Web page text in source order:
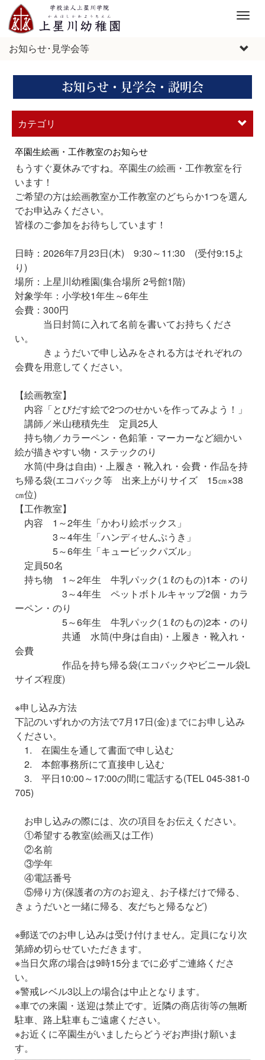
M
n
お知らせ･見学会等
お知らせ・見学会・説明会
カテゴリ
卒園生絵画・工作教室のお知らせ
もうすぐ夏休みですね。卒園生の絵画・工作教室を行
います！
ご希望の方は絵画教室か工作教室のどちらか1つを選ん
でお申込みください。
皆様のご参加をお待ちしています！
日時：2026年7月23日(木) 9:30～11:30 (受付9:15よ
り)
場所：上星川幼稚園(集合場所 2号館1階)
対象学年：小学校1年生～6年生
会費：300円
当日封筒に入れて名前を書いてお持ちくださ
い。
きょうだいで申し込みをされる方はそれぞれの
会費を用意してください。
【絵画教室】
内容「とびだす絵で2つのせかいを作ってみよう！」
講師／米山穂積先生 定員25人
持ち物／カラーペン・色鉛筆・マーカーなど細かい
絵が描きやすい物・ステックのり
水筒(中身は自由)・上履き・靴入れ・会費・作品を持
ち帰る袋(エコバック等 出来上がりサイズ 15㎝×38
㎝位)
【工作教室】
内容 1～2年生「かわり絵ボックス」
3～4年生「ハンディせんぷうき」
5～6年生「キュービックパズル」
定員50名
持ち物 1～2年生 牛乳パック(１ℓのもの)1本・のり
3～4年生 ペットボトルキャップ2個・カラ
ーペン・のり
5～6年生 牛乳パック(１ℓのもの)2本・のり
共通 水筒(中身は自由)・上履き・靴入れ・
会費
作品を持ち帰る袋(エコバックやビニール袋L
サイズ程度)
※申し込み方法
下記のいずれかの方法で7月17日(金)までにお申し込み
ください。
1. 在園生を通して書面で申し込む
2. 本館事務所にて直接申し込む
3. 平日10:00～17:00の間に電話する(TEL 045-381-0
705)
お申し込みの際には、次の項目をお伝えください。
①希望する教室(絵画又は工作)
②名前
③学年
④電話番号
⑤帰り方(保護者の方のお迎え、お子様だけで帰る、
きょうだいと一緒に帰る、友だちと帰るなど)
※郵送でのお申し込みは受け付けません。定員になり次
第締め切らせていただきます。
※当日欠席の場合は9時15分までに必ずご連絡くださ
い。
※警戒レベル3以上の場合は中止となります。
※車での来園・送迎は禁止です。近隣の商店街等の無断
駐車、路上駐車もご遠慮ください。
※お近くに卒園生がいましたらどうぞお声掛け願いま
す。